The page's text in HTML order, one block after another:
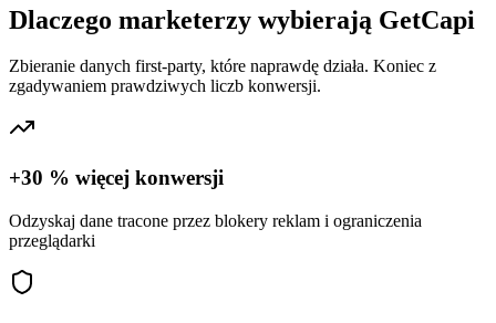
Dlaczego marketerzy wybierają GetCapi
Zbieranie danych first-party, które naprawdę działa. Koniec z
zgadywaniem prawdziwych liczb konwersji.
+30 % więcej konwersji
Odzyskaj dane tracone przez blokery reklam i ograniczenia
przeglądarki